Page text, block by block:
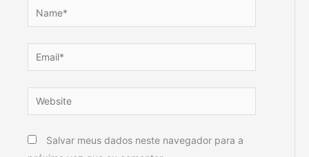
Name*
Email*
Website
Salvar meus dados neste navegador para a